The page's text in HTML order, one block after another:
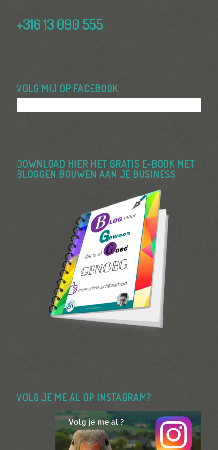
+316 13 090 555
VOLG MIJ OP FACEBOOK
DOWNLOAD HIER HET GRATIS E-BOOK MET
BLOGGEN BOUWEN AAN JE BUSINESS
VOLG JE ME AL OP INSTAGRAM?